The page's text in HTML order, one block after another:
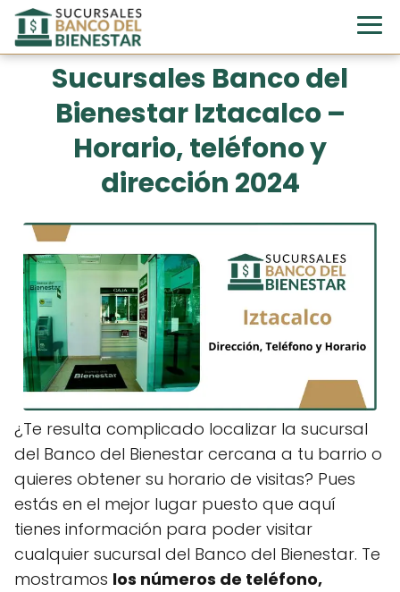
Sucursales Banco del
Bienestar Iztacalco –
Horario, teléfono y
dirección 2024
¿Te resulta complicado localizar la sucursal
del Banco del Bienestar cercana a tu barrio o
quieres obtener su horario de visitas? Pues
estás en el mejor lugar puesto que aquí
tienes información para poder visitar
cualquier sucursal del Banco del Bienestar. Te
mostramos los números de teléfono,